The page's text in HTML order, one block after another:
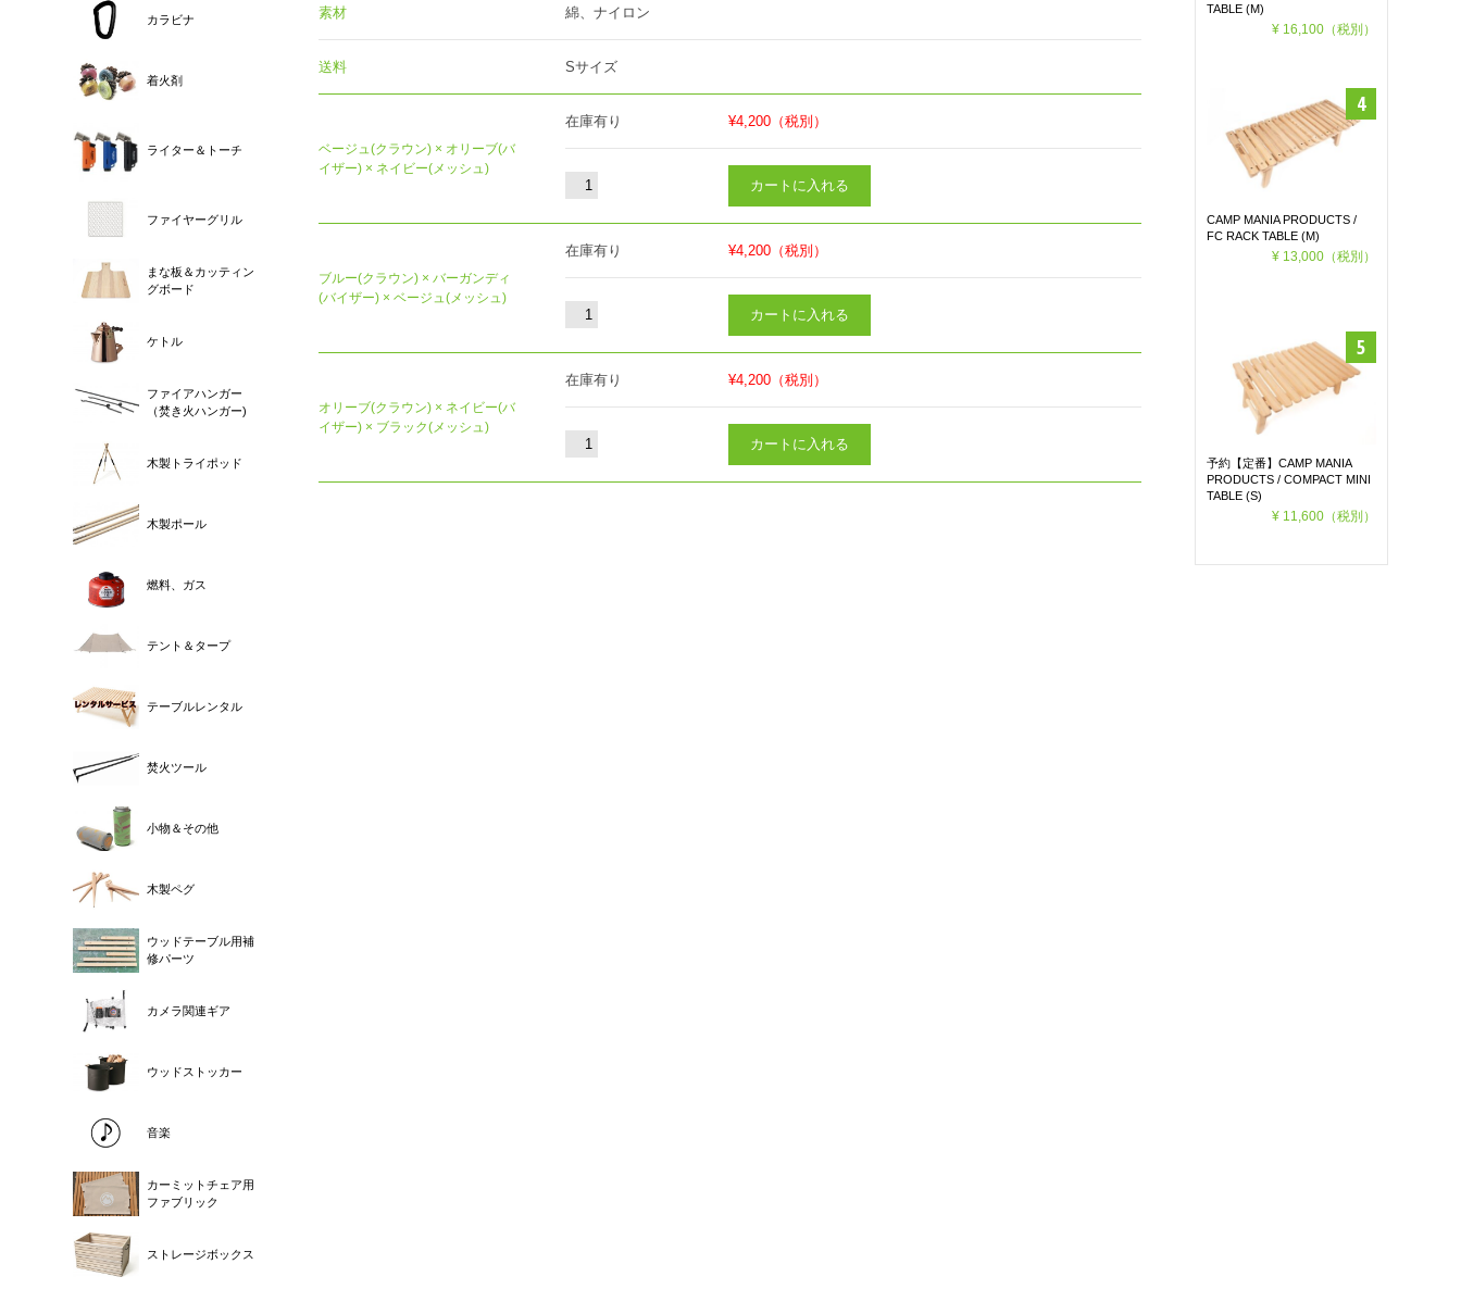
素材 綿、ナイロン
送料 Sサイズ
ベージュ(クラウン) × オリーブ(バ
イザー) × ネイビー(メッシュ)
在庫有り ¥4,200 （税別）
ブルー(クラウン) × バーガンディ
(バイザー) × ベージュ(メッシュ)
在庫有り ¥4,200 （税別）
オリーブ(クラウン) × ネイビー(バ
イザー) × ブラック(メッシュ)
在庫有り ¥4,200 （税別）
カラビナ
着火剤
ライター＆トーチ
ファイヤーグリル
まな板＆カッティン
グボード
ケトル
ファイアハンガー
（焚き火ハンガー)
木製トライポッド
木製ポール
燃料、ガス
テント＆タープ
テーブルレンタル
焚火ツール
小物＆その他
木製ペグ
ウッドテーブル用補
修パーツ
カメラ関連ギア
ウッドストッカー
音楽
カーミットチェア用
ファブリック
ストレージボックス
TABLE (M)
¥ 16,100（税別）
CAMP MANIA PRODUCTS /
FC RACK TABLE (M)
¥ 13,000（税別）
予約【定番】CAMP MANIA
PRODUCTS / COMPACT MINI
TABLE (S)
¥ 11,600（税別）